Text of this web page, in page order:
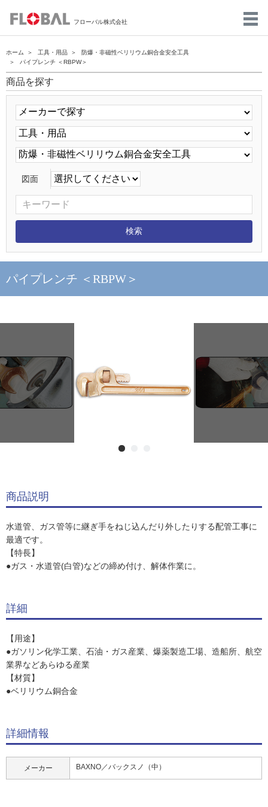
フローバル株式会社
ホーム 工具・用品
防爆・非磁性ベリリウム銅合金安全工具
パイプレンチ ＜RBPW＞
商品を探す
図面
パイプレンチ ＜RBPW＞
商品説明
水道管、ガス管等に継ぎ手をねじ込んだり外したりする配管工事に
最適です。
【特長】
●ガス・水道管(白管)などの締め付け、解体作業に。
詳細
【用途】
●ガソリン化学工業、石油・ガス産業、爆薬製造工場、造船所、航空
業界などあらゆる産業
【材質】
●ベリリウム銅合金
詳細情報
メーカー BAXNO／バックスノ（中）